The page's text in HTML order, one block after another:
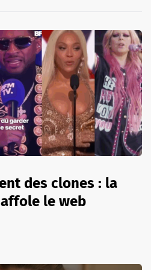
des clones : la
le web